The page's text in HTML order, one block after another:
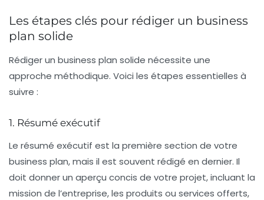
Les étapes clés pour rédiger un business
plan solide
Rédiger un business plan solide nécessite une
approche méthodique. Voici les étapes essentielles à
suivre :
1. Résumé exécutif
Le résumé exécutif est la première section de votre
business plan, mais il est souvent rédigé en dernier. Il
doit donner un aperçu concis de votre projet, incluant la
mission de l’entreprise, les produits ou services offerts,